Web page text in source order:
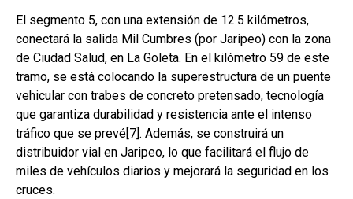
El segmento 5, con una extensión de 12.5 kilómetros,
conectará la salida Mil Cumbres (por Jaripeo) con la zona
de Ciudad Salud, en La Goleta. En el kilómetro 59 de este
tramo, se está colocando la superestructura de un puente
vehicular con trabes de concreto pretensado, tecnología
que garantiza durabilidad y resistencia ante el intenso
tráfico que se prevé[7]. Además, se construirá un
distribuidor vial en Jaripeo, lo que facilitará el flujo de
miles de vehículos diarios y mejorará la seguridad en los
cruces.